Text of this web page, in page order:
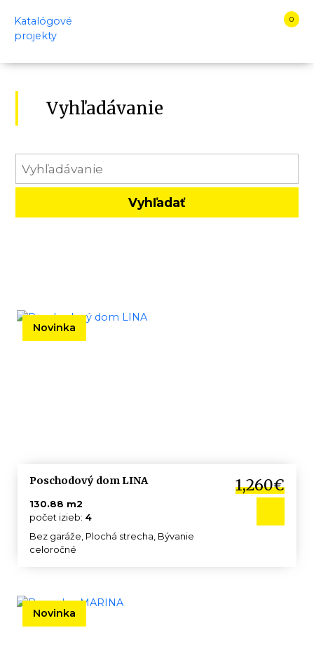
Katalógové
projekty
0
Vyhľadávanie
Novinka
Poschodový dom LINA 1,260€
130.88 m2
počet izieb: 4
Bez garáže, Plochá strecha, Bývanie
celoročné
Novinka
KATALÓGOVÉ
ÚVOD
DOMOV
DOM
KĽÚČ
PORADŇA
KATALÓG